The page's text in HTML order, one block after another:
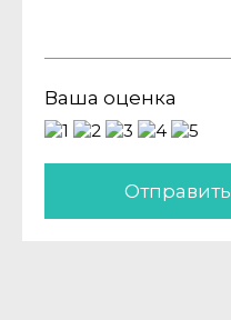
Ваша оценка
Отправить